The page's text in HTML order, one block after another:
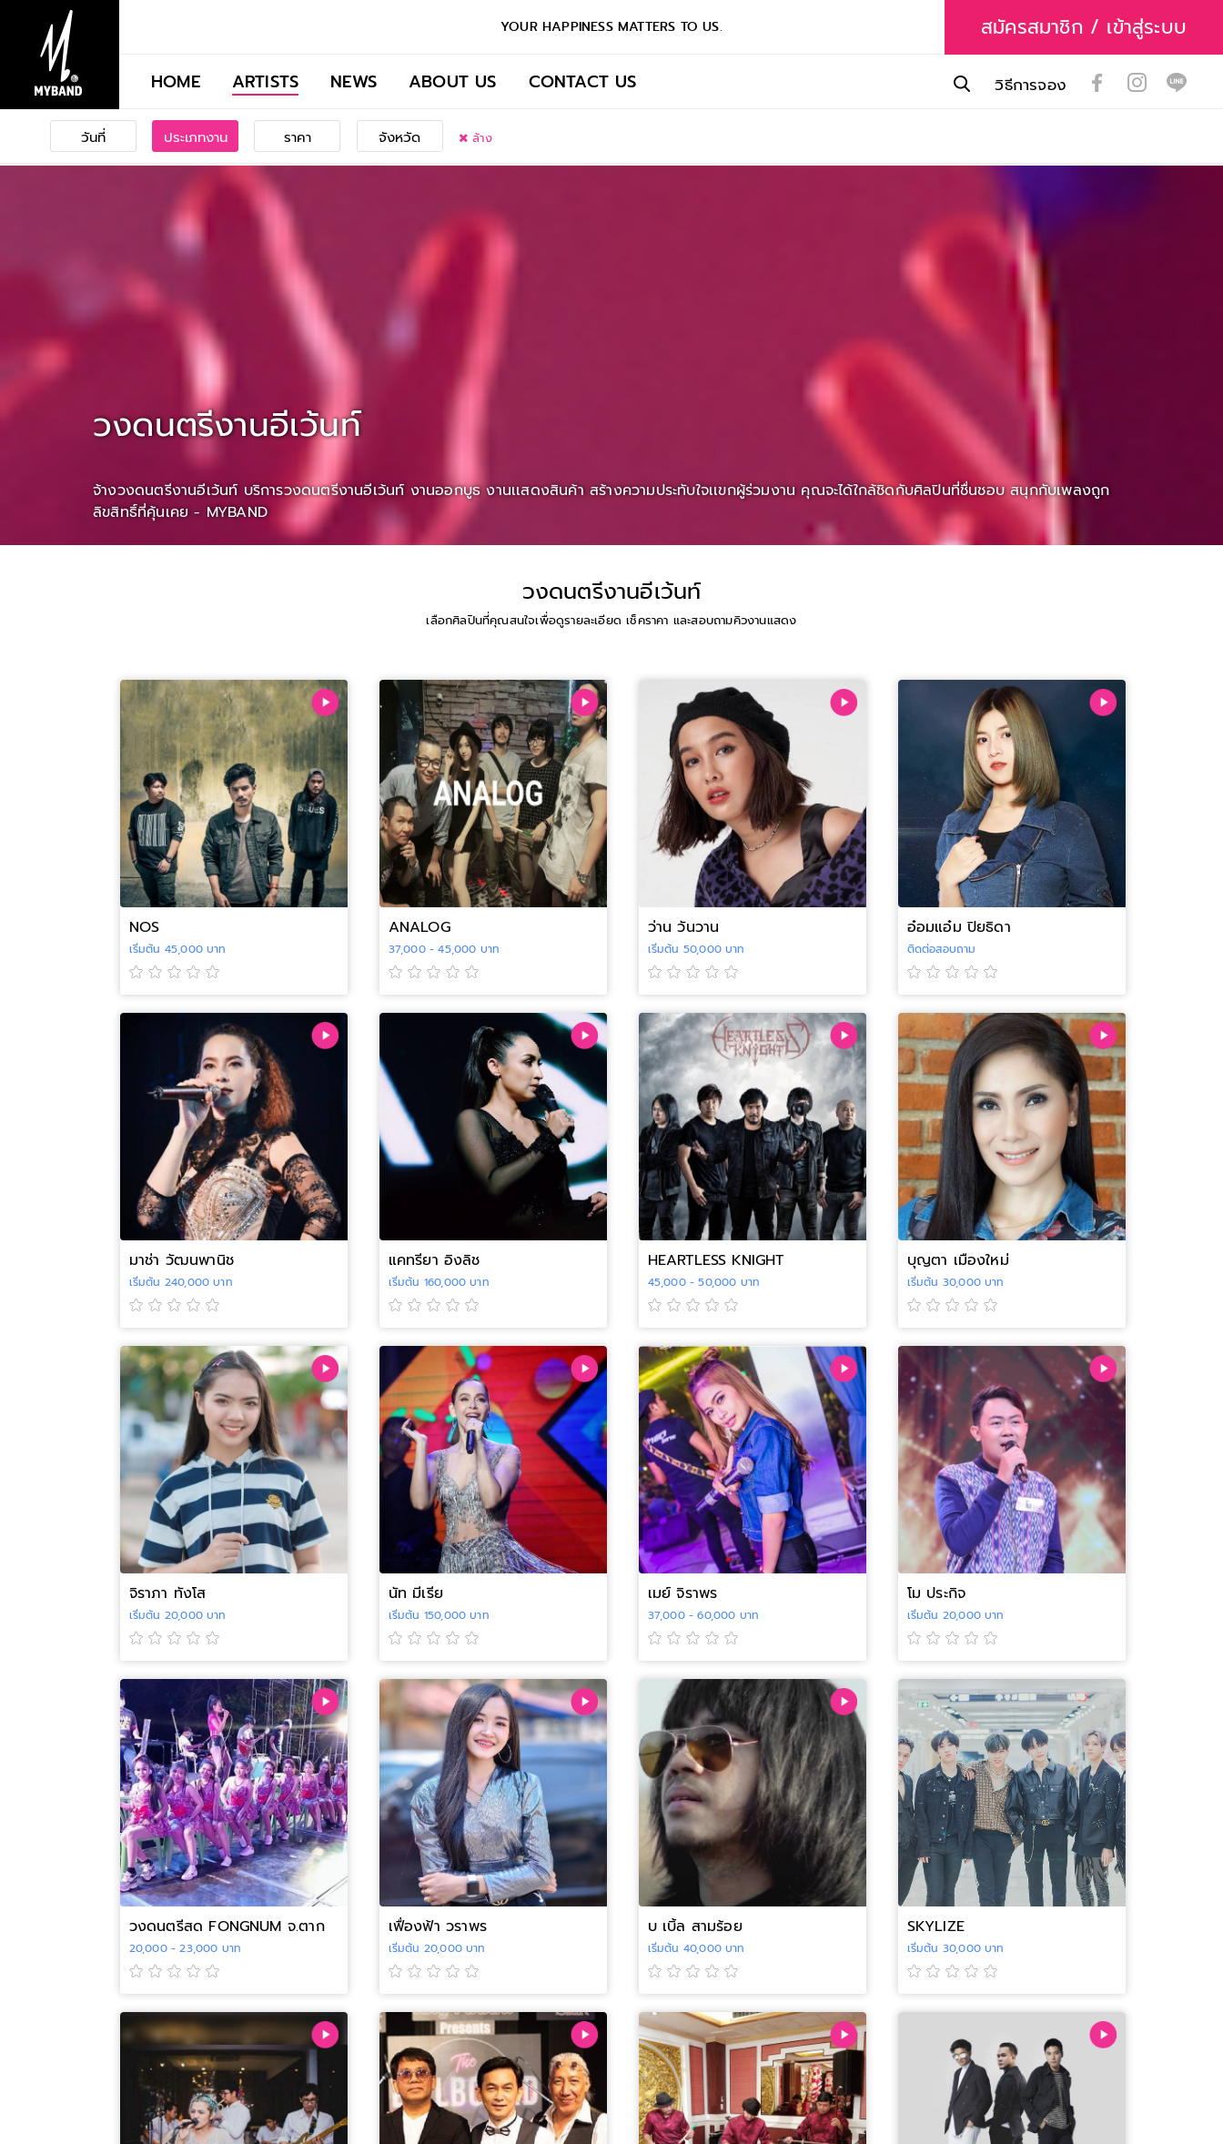
YOUR HAPPINESS MATTERS TO US. สมัครสมาชิก / เข้าสู่ระบบ
HOME ARTISTS NEWS ABOUT US CONTACT US วิธีการจอง
วันที่ ประเภทงาน ราคา จังหวัด ล้าง
วงดนตรีงานอีเว้นท์
จ้างวงดนตรีงานอีเว้นท์ บริการวงดนตรีงานอีเว้นท์ งานออกบูธ งานเเสดงสินค้า สร้างความประทับใจเเขกผู้ร่วมงาน คุณจะได้ใกล้ชิดกับศิลปินที่ชื่นชอบ สนุกกับเพลงถูก
ลิขสิทธิ์ที่คุ้นเคย - MYBAND
วงดนตรีงานอีเว้นท์
เลือกศิลปินที่คุณสนใจเพื่อดูรายละเอียด เช็คราคา และสอบถามคิวงานแสดง
NOS
เริ่มต้น 45,000 บาท
ANALOG
37,000 - 45,000 บาท
ว่าน วันวาน
เริ่มต้น 50,000 บาท
อ๋อมแอ๋ม ปิยธิดา
ติดต่อสอบถาม
มาช่า วัฒนพานิช
เริ่มต้น 240,000 บาท
แคทรียา อิงลิช
เริ่มต้น 160,000 บาท
HEARTLESS KNIGHT
45,000 - 50,000 บาท
บุญตา เมืองใหม่
เริ่มต้น 30,000 บาท
จิราภา ทังโส
เริ่มต้น 20,000 บาท
นัท มีเรีย
เริ่มต้น 150,000 บาท
เมย์ จิราพร
37,000 - 60,000 บาท
โม ประกิจ
เริ่มต้น 20,000 บาท
วงดนตรีสด FONGNUM จ.ตาก
20,000 - 23,000 บาท
เฟื่องฟ้า วราพร
เริ่มต้น 20,000 บาท
บ เบิ้ล สามร้อย
เริ่มต้น 40,000 บาท
SKYLIZE
เริ่มต้น 30,000 บาท